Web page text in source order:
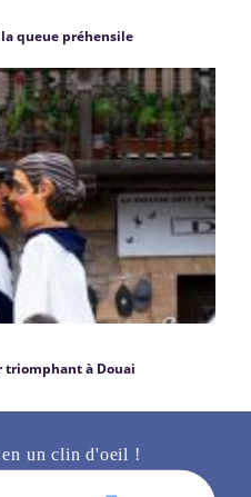
queue préhensile
triomphant à Douai
un clin d'oeil !